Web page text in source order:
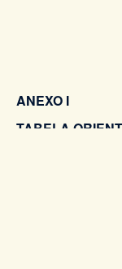
ANEXO I
TABELA